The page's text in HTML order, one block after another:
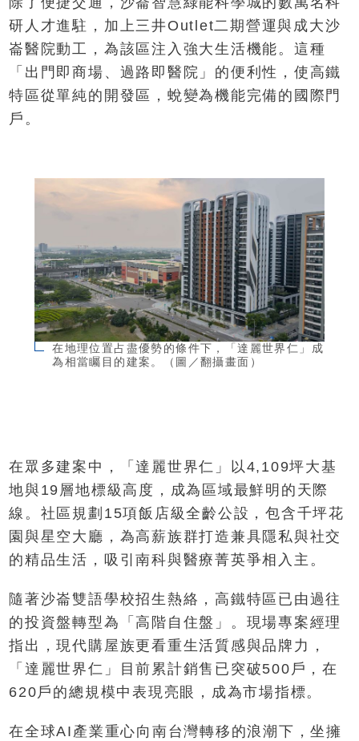
研人才進駐，加上三井Outlet二期營運與成大沙
崙醫院動工，為該區注入強大生活機能。這種
「出門即商場、過路即醫院」的便利性，使高鐵
特區從單純的開發區，蛻變為機能完備的國際門
戶。
在地理位置占盡優勢的條件下，「達麗世界仁」成
為相當矚目的建案。（圖／翻攝畫面）
在眾多建案中，「達麗世界仁」以4,109坪大基
地與19層地標級高度，成為區域最鮮明的天際
線。社區規劃15項飯店級全齡公設，包含千坪花
園與星空大廳，為高薪族群打造兼具隱私與社交
的精品生活，吸引南科與醫療菁英爭相入主。
隨著沙崙雙語學校招生熱絡，高鐵特區已由過往
的投資盤轉型為「高階自住盤」。現場專案經理
指出，現代購屋族更看重生活質感與品牌力，
「達麗世界仁」目前累計銷售已突破500戶，在
620戶的總規模中表現亮眼，成為市場指標。
在全球AI產業重心向南台灣轉移的浪潮下，坐擁